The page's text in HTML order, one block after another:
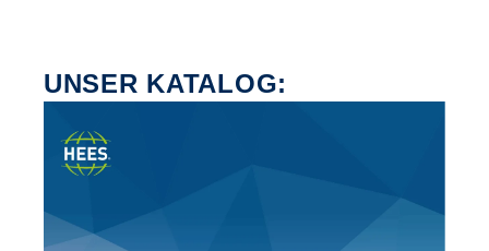
UNSER KATALOG: